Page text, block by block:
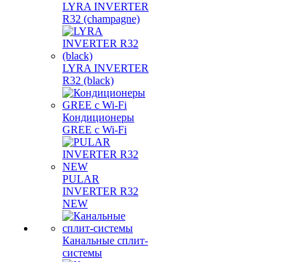
LYRA INVERTER
R32 (champagne)
LYRA INVERTER
R32 (black)
Кондиционеры
GREE с Wi-Fi
PULAR
INVERTER R32
NEW
Канальные сплит-
системы